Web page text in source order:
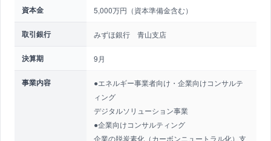
資本金 5,000万円（資本準備金含む）
取引銀行 みずほ銀行 青山支店
決算期 9月
事業内容
●エネルギー事業者向け・企業向けコンサルテ
ィング
デジタルソリューション事業
●企業向けコンサルティング
企業の脱炭素化（カーボンニュートラル化）支